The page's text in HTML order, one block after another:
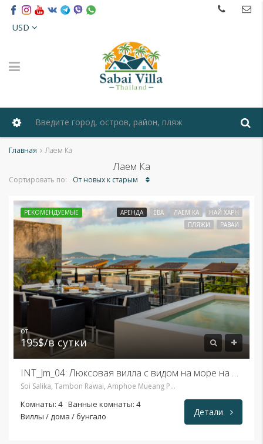
USD
Главная Лаем Ка
Лаем Ка
Сортировать по: От новых к старым
РЕКОМЕНДУЕМЫЕ АРЕНДА ЕВА ЛАЕМ КА
НАЙ ХАРН
ПЛЯЖИ
РАВАИ
от
195$/в сутки
INT_Jm_04: Люксовая вилла с видом на море на пляже Ева, район Раваи
Soi Salika, Tambon Rawai, Amphoe Mueang Phuket, Chang Wat Phuket 83100, Таиланд
Комнаты: 4 Ванные комнаты: 4
Виллы / дома / бунгало
Детали